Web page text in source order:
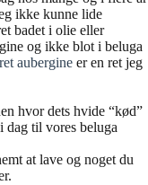
ikke kunne lide
badet i olie eller
og ikke blot i beluga
aubergine er en ret jeg
hvor dets hvide “kød”
til vores beluga
at lave og noget du